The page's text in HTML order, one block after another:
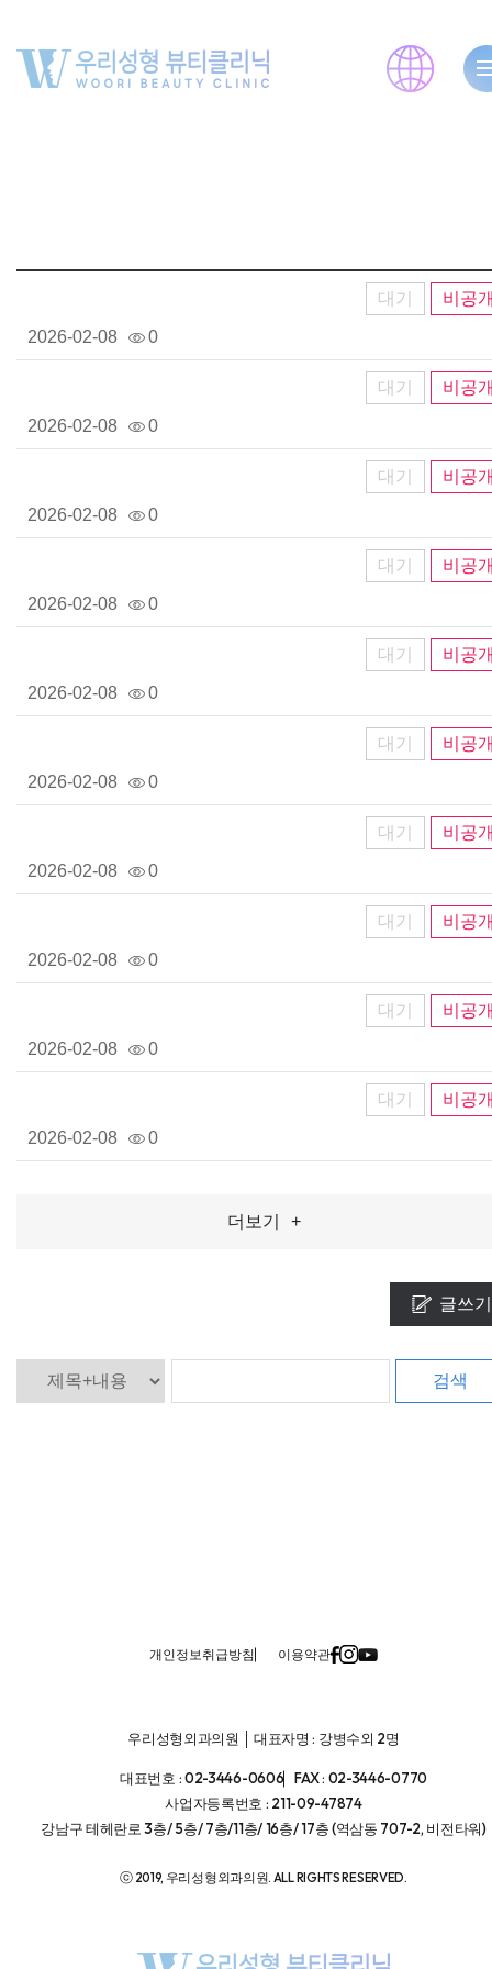
대기 비공
2026-02-08 0
대기 비공
2026-02-08 0
대기 비공
2026-02-08 0
대기 비공
2026-02-08 0
대기 비공
2026-02-08 0
대기 비공
2026-02-08 0
대기 비공
2026-02-08 0
대기 비공
2026-02-08 0
대기 비공
2026-02-08 0
대기 비공
2026-02-08 0
더보기 +
글쓰기
검색
개인정보취급방침 이용약관
우리성형외과의원 │ 대표자명 : 강병수외 2명
대표번호 : 02-3446-0606
FAX : 02-3446-0770
사업자등록번호 : 211-09-47874
강남구 테헤란로 3층/ 5층/ 7층/11층/ 16층/ 17층 (역삼동 707-2, 비전타워)
ⓒ 2019, 우리성형외과의원. ALL RIGHTS RESERVED.